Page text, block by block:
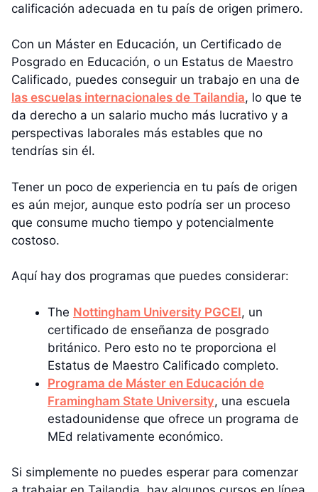
calificación adecuada en tu país de origen primero.
Con un Máster en Educación, un Certificado de
Posgrado en Educación, o un Estatus de Maestro
Calificado, puedes conseguir un trabajo en una de
las escuelas internacionales de Tailandia, lo que te
da derecho a un salario mucho más lucrativo y a
perspectivas laborales más estables que no
tendrías sin él.
Tener un poco de experiencia en tu país de origen
es aún mejor, aunque esto podría ser un proceso
que consume mucho tiempo y potencialmente
costoso.
Aquí hay dos programas que puedes considerar:
The Nottingham University PGCEI, un
certificado de enseñanza de posgrado
británico. Pero esto no te proporciona el
Estatus de Maestro Calificado completo.
Programa de Máster en Educación de
Framingham State University, una escuela
estadounidense que ofrece un programa de
MEd relativamente económico.
Si simplemente no puedes esperar para comenzar